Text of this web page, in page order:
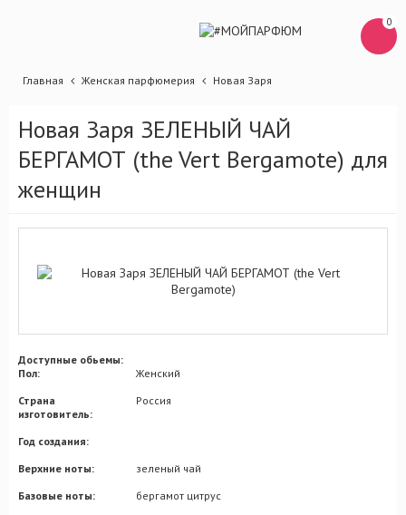
0
Главная Женская парфюмерия Новая Заря
Новая Заря ЗЕЛЕНЫЙ ЧАЙ
БЕРГАМОТ (the Vert Bergamote) для
женщин
Доступные обьемы:
Пол:
Женский
Страна
изготовитель:
Россия
Год создания:
Верхние ноты:
зеленый чай
Базовые ноты:
бергамот цитрус